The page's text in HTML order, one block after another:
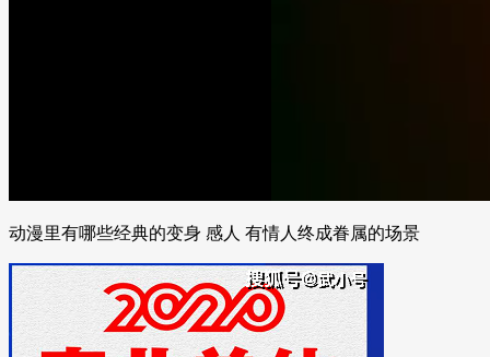
动漫里有哪些经典的变身 感人 有情人终成眷属的场景